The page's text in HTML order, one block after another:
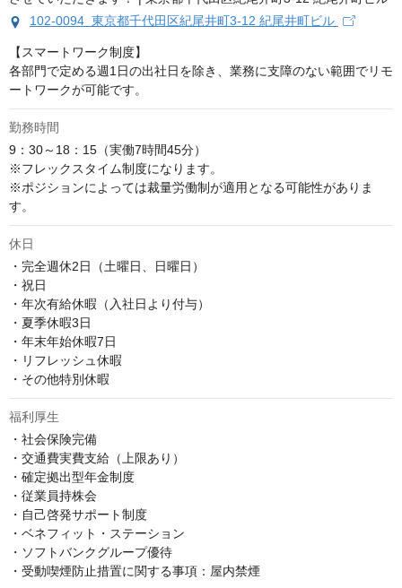
102-0094 東京都千代田区紀尾井町3-12 紀尾井町ビル
【スマートワーク制度】
各部門で定める週1日の出社日を除き、業務に支障のない範囲でリモ
ートワークが可能です。
勤務時間
9：30～18：15（実働7時間45分）
※フレックスタイム制度になります。
※ポジションによっては裁量労働制が適用となる可能性がありま
す。
休日
・完全週休2日（土曜日、日曜日）
・祝日
・年次有給休暇（入社日より付与）
・夏季休暇3日
・年末年始休暇7日
・リフレッシュ休暇
・その他特別休暇
福利厚生
・社会保険完備
・交通費実費支給（上限あり）
・確定拠出型年金制度
・従業員持株会
・自己啓発サポート制度
・ベネフィット・ステーション
・ソフトバンクグループ優待
・受動喫煙防止措置に関する事項：屋内禁煙